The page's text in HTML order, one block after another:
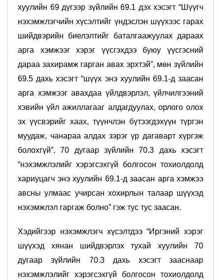
хуулийн 69 дүгээр зүйлийн 69.1 дэх хэсэгт “Шүүгч
нэхэмжлэгчийн хүсэлтийг үндэслэн шүүхээс гарах
шийдвэрийн биелэлтийг баталгаажуулах дараах
арга хэмжээг хэрэг үүсгэхдээ буюу үүсгэсний
дараа захирамж гарган авах эрхтэй”, мөн зүйлийн
69.5 дахь хэсэгт “шүүх энэ хуулийн 69.1-д заасан
арга хэмжээг авахдаа үйлдвэрлэл, үйлчилгээний
хэвийн үйл ажиллагааг алдагдуулах, орлого олох
эх үүсвэрийг хаах, түүнчлэн бүтээгдэхүүн түргэн
муудаж, чанараа алдах зэрэг үр дагаварт хүргэж
болохгүй”, 70 дугаар зүйлийн 70.3 дахь хэсэгт
“нэхэмжлэлийг хэрэгсэхгүй болгосон тохиолдолд
хариуцагч энэ хуулийн 69.1-д заасан арга хэмжээ
авсны улмаас учирсан хохирлын талаар шүүхэд
нэхэмжлэл гаргаж болно” гэж тус тус заасан.
Хэдийгээр нэхэмжлэгч хүсэлтдээ “Иргэний хэрэг
шүүхэд хянан шийдвэрлэх тухай хуулийн 70
дугаар зүйлийн 70.3 дахь хэсэгт зааснаар
нэхэмжлэлийг хэрэгсэхгүй болгосон тохиолдолд